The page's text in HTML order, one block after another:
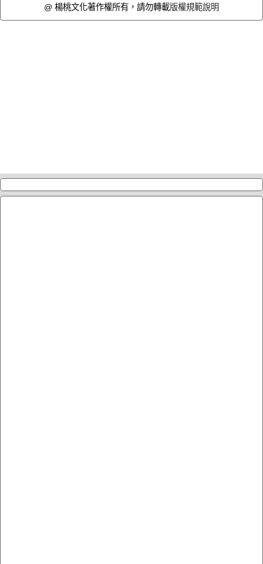
@ 楊桃文化著作權所有，請勿轉載版權規範說明